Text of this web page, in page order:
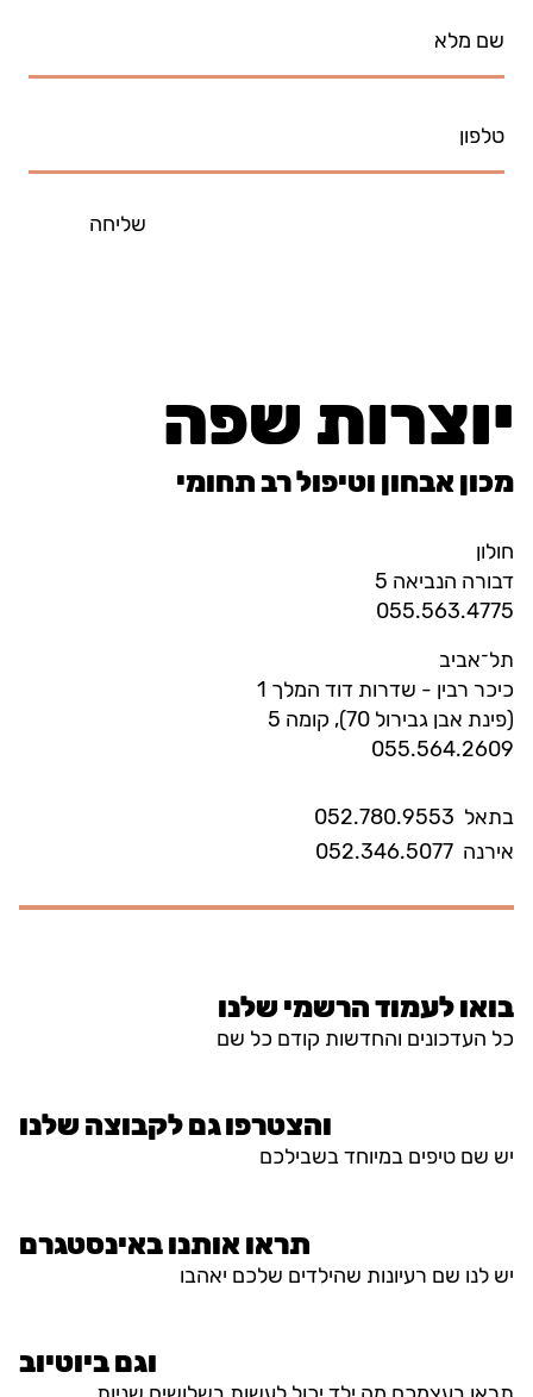
שליחה
בואו לעמוד הרשמי שלנו
כל העדכונים והחדשות קודם כל שם
והצטרפו גם לקבוצה שלנו
יש שם טיפים במיוחד בשבילכם
תראו אותנו באינסטגרם
יש לנו שם רעיונות שהילדים שלכם יאהבו
וגם ביוטיוב
יוצרות שפה
מכון אבחון וטיפול רב תחומי
חולון
דבורה הנביאה 5
055.563.4775
תל־אביב
כיכר רבין - שדרות דוד המלך 1
(פינת אבן גבירול 70), קומה 5
055.564.2609
בתאל 052.780.9553
אירנה 052.346.5077